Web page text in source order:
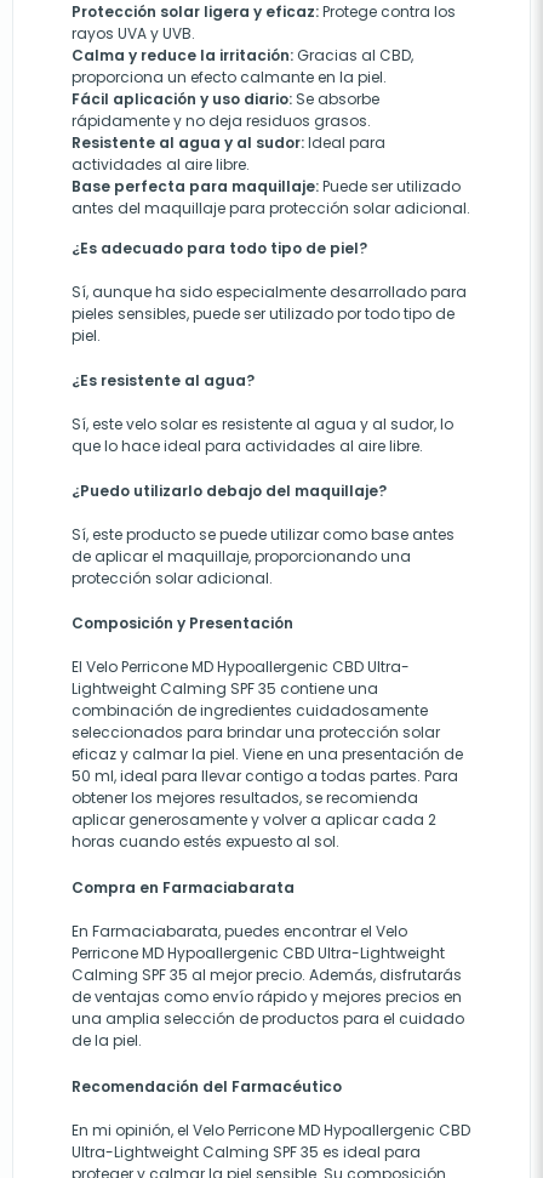
Protección solar ligera y eficaz:Protege contra los
rayos UVA y UVB.
Calma y reduce la irritación: Gracias al CBD,
proporciona un efecto calmante en la piel.
Fácil aplicación y uso diario: Se absorbe
rápidamente y no deja residuos grasos.
Resistente al agua y al sudor:Ideal para
actividades al aire libre.
Base perfecta para maquillaje:Puede ser utilizado
antes del maquillaje para protección solar adicional.
¿Es adecuado para todo tipo de piel?
Sí, aunque ha sido especialmente desarrollado para
pieles sensibles, puede ser utilizado por todo tipo de
piel.
¿Es resistente al agua?
Sí, este velo solar es resistente al agua y al sudor, lo
que lo hace ideal para actividades al aire libre.
¿Puedo utilizarlo debajo del maquillaje?
Sí, este producto se puede utilizar como base antes
de aplicar el maquillaje, proporcionando una
protección solar adicional.
Composición y Presentación
El Velo Perricone MD Hypoallergenic CBD Ultra-
Lightweight Calming SPF 35 contiene una
combinación de ingredientes cuidadosamente
seleccionados para brindar una protección solar
eficaz y calmar la piel. Viene en una presentación de
50 ml, ideal para llevar contigo a todas partes. Para
obtener los mejores resultados, se recomienda
aplicar generosamente y volver a aplicar cada 2
horas cuando estés expuesto al sol.
Compra en Farmaciabarata
En Farmaciabarata, puedes encontrar el Velo
Perricone MD Hypoallergenic CBD Ultra-Lightweight
Calming SPF 35 al mejor precio. Además, disfrutarás
de ventajas como envío rápido y mejores precios en
una amplia selección de productos para el cuidado
de la piel.
Recomendación del Farmacéutico
En mi opinión, el Velo Perricone MD Hypoallergenic CBD
Ultra-Lightweight Calming SPF 35 es ideal para